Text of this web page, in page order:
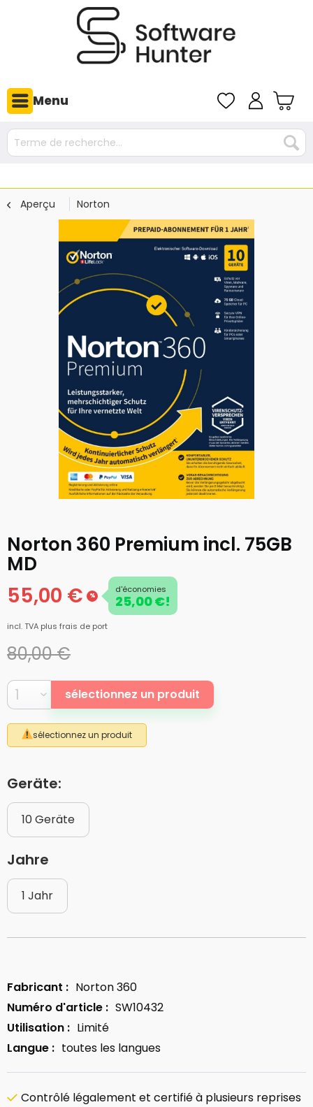
Menu
Aperçu Norton
Norton 360 Premium incl. 75GB
MD
55,00 € %
d'économies
25,00 €!
incl. TVA plus frais de port
80,00 €
sélectionnez un produit
sélectionnez un produit
Geräte:
10 Geräte
Jahre
1 Jahr
Fabricant : Norton 360
Numéro d'article : SW10432
Utilisation : Limité
Langue : toutes les langues
Contrôlé légalement et certifié à plusieurs reprises